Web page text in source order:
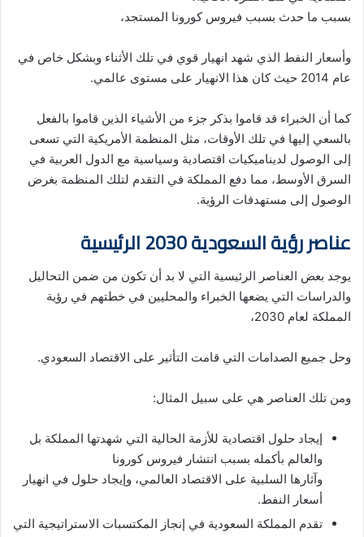
بسبب ما حدث بسبب فيروس كورونا المستجد،
وأسعار النفط الذي شهد انهيار قوي في تلك الأثناء وبشكل خاص في
عام 2014 حيث كان هذا الانهيار على مستوى عالمي.
كما أن الخبراء قد قاموا بذكر جزء من الأشياء الذين قاموا بالفعل
بالسعي إليها في تلك الأوقات، مثل المنظمة الأمريكية التي تسعى
إلى الوصول لديناميكيات اقتصادية وسياسية مع الدول العربية في
السرق الأوسط، مما دفع المملكة في التقدم لتلك المنظمة بغرض
الوصول إلى مستهدفات الرؤية.
عناصر رؤية السعودية 2030 الرئيسية
يوجد بعض العناصر الرئيسية التي لا بد أن تكون من ضمن التحاليل
والدراسات التي يضعها الخبراء والمحليين في خطتهم في رؤية
المملكة لعام 2030،
وحل جميع الصدامات التي قامت التأثير على الاقتصاد السعودي.
ومن تلك العناصر هي على سبيل المثال:
إيجاد حلول اقتصادية للأزمة الحالية التي شهدتها المملكة بل
والعالم بأكمله بسبب انتشار فيروس كورونا
وآثارها السلبية على الاقتصاد العالمي، وإيجاد حلول في انهيار
أسعار النفط.
تقدم المملكة السعودية في إنجاز المكتسبات الاستراتيجية التي